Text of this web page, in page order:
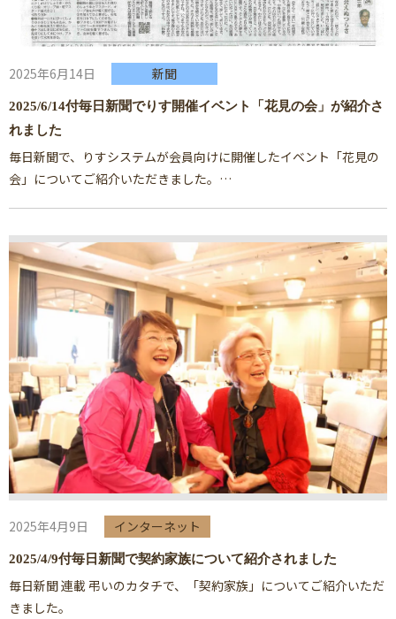
2025年6月14日 新聞
2025/6/14付毎日新聞でりす開催イベント「花見の会」が紹介さ
れました
毎日新聞で、りすシステムが会員向けに開催したイベント「花見の
会」についてご紹介いただきました。…
2025年4月9日 インターネット
2025/4/9付毎日新聞で契約家族について紹介されました
毎日新聞 連載 弔いのカタチで、「契約家族」についてご紹介いただ
きました。